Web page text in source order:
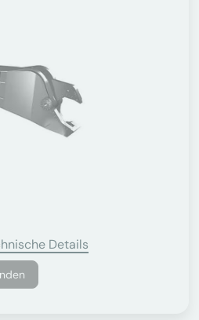
Details